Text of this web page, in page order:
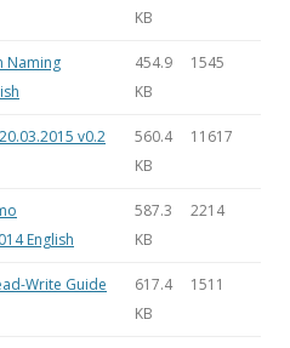
KB
Naming
454.9
KB
1545
v0.2
560.4
KB
11617
English
587.3
KB
2214
Write Guide
617.4
KB
1511